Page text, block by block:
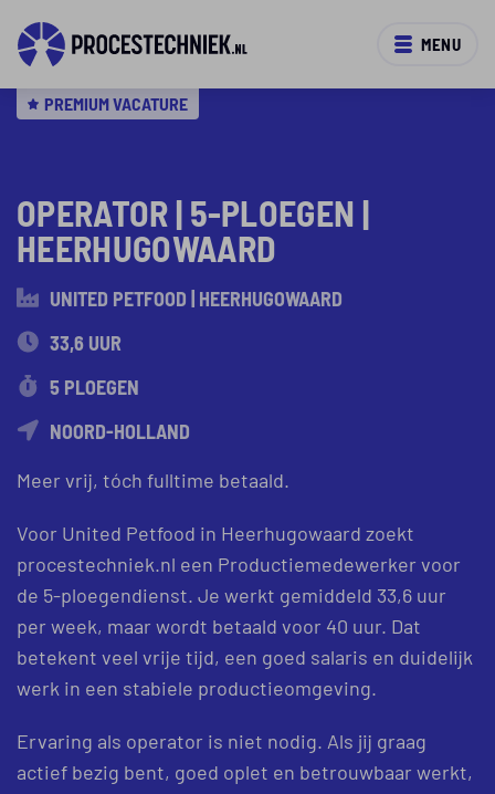
MENU
OPERATOR | 5-PLOEGEN |
HEERHUGOWAARD
PREMIUM VACATURE
UNITED PETFOOD | HEERHUGOWAARD
33,6 UUR
5 PLOEGEN
NOORD-HOLLAND
Meer vrij, tóch fulltime betaald.
Voor United Petfood in Heerhugowaard zoekt
procestechniek.nl een Productiemedewerker voor
de 5-ploegendienst. Je werkt gemiddeld 33,6 uur
per week, maar wordt betaald voor 40 uur. Dat
betekent veel vrije tijd, een goed salaris en duidelijk
werk in een stabiele productieomgeving.
Ervaring als operator is niet nodig. Als jij graag
actief bezig bent, goed oplet en betrouwbaar werkt,